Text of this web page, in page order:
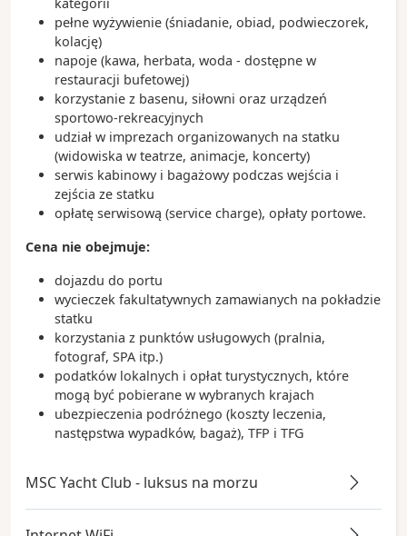
istniejący od 1900 roku
pełne wyżywienie (śniadanie, obiad, podwieczorek,
kolację)
napoje (kawa, herbata, woda - dostępne w
restauracji bufetowej)
korzystanie z basenu, siłowni oraz urządzeń
sportowo-rekreacyjnych
udział w imprezach organizowanych na statku
(widowiska w teatrze, animacje, koncerty)
serwis kabinowy i bagażowy podczas wejścia i
zejścia ze statku
opłatę serwisową (service charge), opłaty portowe.
Cena nie obejmuje:
dojazdu do portu
wycieczek fakultatywnych zamawianych na pokładzie
statku
korzystania z punktów usługowych (pralnia,
fotograf, SPA itp.)
podatków lokalnych i opłat turystycznych, które
mogą być pobierane w wybranych krajach
ubezpieczenia podróżnego (koszty leczenia,
następstwa wypadków, bagaż), TFP i TFG
MSC Yacht Club - luksus na morzu